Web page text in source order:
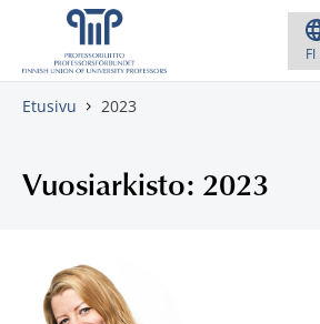
Skippaa sisältö
Etusivu 2023
Vuosiarkisto: 2023